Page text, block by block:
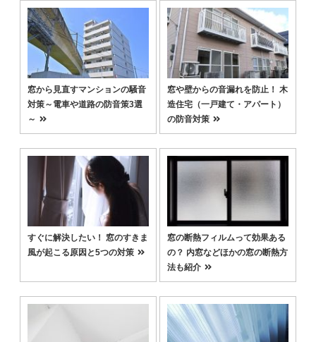
窓から見直すマンションの騒音
対策～電車や道路の防音策3選
～
窓や壁からの音漏れを防止！ 木
造住宅（一戸建て・アパート）
の防音対策
すぐに解決したい！ 窓のすきま
風が起こる原因と5つの対策
窓の断熱フィルムって効果ある
の？ 内窓などほかの窓の断熱方
法も紹介